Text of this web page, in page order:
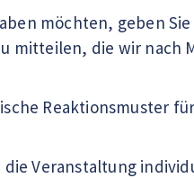
möchten, geben
mitteilen, die wir nach
Reaktionsmuster
Veranstaltung